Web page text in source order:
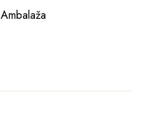
Ambalaža